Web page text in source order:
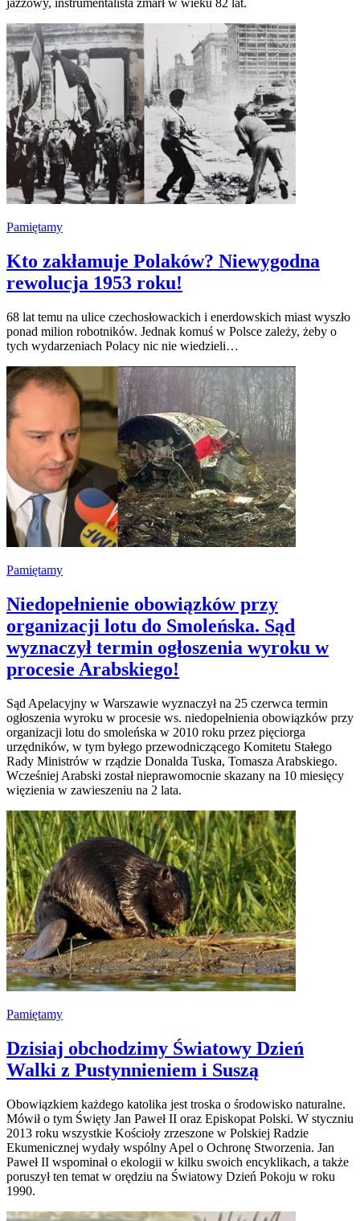
jazzowy, instrumentalista zmarł w wieku 82 lat.
Pamiętamy
Kto zakłamuje Polaków? Niewygodna
rewolucja 1953 roku!
68 lat temu na ulice czechosłowackich i enerdowskich miast wyszło
ponad milion robotników. Jednak komuś w Polsce zależy, żeby o
tych wydarzeniach Polacy nic nie wiedzieli…
Pamiętamy
Niedopełnienie obowiązków przy
organizacji lotu do Smoleńska. Sąd
wyznaczył termin ogłoszenia wyroku w
procesie Arabskiego!
Sąd Apelacyjny w Warszawie wyznaczył na 25 czerwca termin
ogłoszenia wyroku w procesie ws. niedopełnienia obowiązków przy
organizacji lotu do smoleńska w 2010 roku przez pięciorga
urzędników, w tym byłego przewodniczącego Komitetu Stałego
Rady Ministrów w rządzie Donalda Tuska, Tomasza Arabskiego.
Wcześniej Arabski został nieprawomocnie skazany na 10 miesięcy
więzienia w zawieszeniu na 2 lata.
Pamiętamy
Dzisiaj obchodzimy Światowy Dzień
Walki z Pustynnieniem i Suszą
Obowiązkiem każdego katolika jest troska o środowisko naturalne.
Mówił o tym Święty Jan Paweł II oraz Episkopat Polski. W styczniu
2013 roku wszystkie Kościoły zrzeszone w Polskiej Radzie
Ekumenicznej wydały wspólny Apel o Ochronę Stworzenia. Jan
Paweł II wspominał o ekologii w kilku swoich encyklikach, a także
poruszył ten temat w orędziu na Światowy Dzień Pokoju w roku
1990.